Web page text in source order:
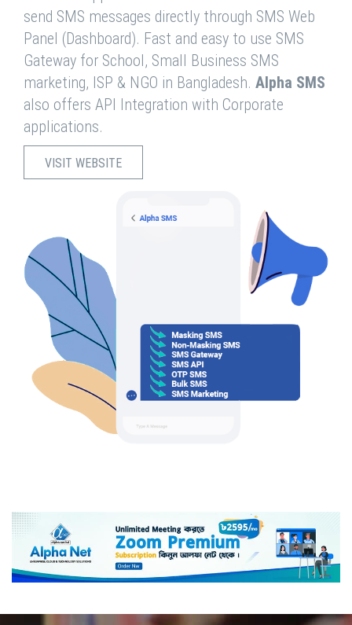
send SMS messages directly through SMS Web
Panel (Dashboard). Fast and easy to use SMS
Gateway for School, Small Business SMS
marketing, ISP & NGO in Bangladesh. Alpha SMS
also offers API Integration with Corporate
applications.
VISIT WEBSITE